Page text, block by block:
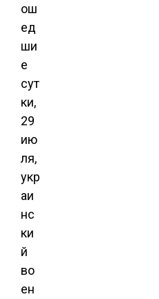
ош
ед
ши
е
сут
ки,
29
ию
ля,
укр
аи
нс
ки
й
во
ен